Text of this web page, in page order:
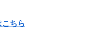
ちら